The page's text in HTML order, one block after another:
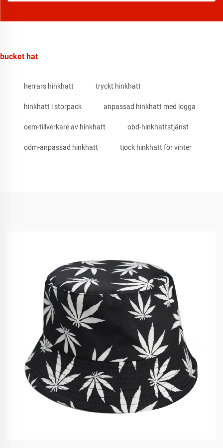
bucket hat
herrars hinkhatt tryckt hinkhatt
hinkhatt i storpack anpassad hinkhatt med logga
oem-tillverkare av hinkhatt obd-hinkhattstjänst
odm-anpassad hinkhatt tjock hinkhatt för vinter